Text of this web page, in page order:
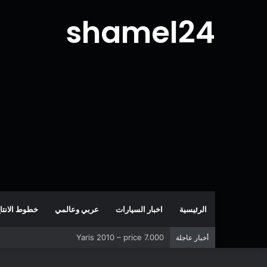
shamel24
الرئيسية اخبار السيارات عربي وعالمي خطوط
أخبار عاجلة Yaris 2010 – price 7.000